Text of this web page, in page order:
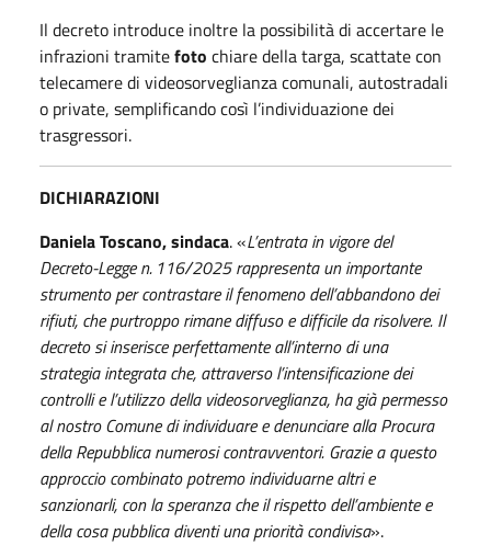
Il decreto introduce inoltre la possibilità di accertare le
infrazioni tramitefoto chiare della targa, scattate con
telecamere di videosorveglianza comunali, autostradali
o private, semplificando così l’individuazione dei
trasgressori.
DICHIARAZIONI
Daniela Toscano, sindaca. «L’entrata in vigore del
Decreto-Legge n. 116/2025 rappresenta un importante
strumento per contrastare il fenomeno dell’abbandono dei
rifiuti, che purtroppo rimane diffuso e difficile da risolvere. Il
decreto si inserisce perfettamente all’interno di una
strategia integrata che, attraverso l’intensificazione dei
controlli e l’utilizzo della videosorveglianza, ha già permesso
al nostro Comune di individuare e denunciare alla Procura
della Repubblica numerosi contravventori. Grazie a questo
approccio combinato potremo individuarne altri e
sanzionarli, con la speranza che il rispetto dell’ambiente e
della cosa pubblica diventi una priorità condivisa».